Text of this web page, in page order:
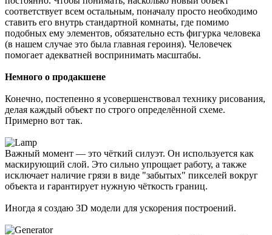
соответствует всем остальным, поначалу просто необходимо
ставить его внутрь стандартной комнаты, где помимо
подобных ему элементов, обязательно есть фигурка человека
(в нашем случае это была главная героиня). Человечек
помогает адекватней воспринимать масштабы.
Немного о продакшене
Конечно, постепенно я усовершенствовал технику рисования,
делая каждый объект по строго определённой схеме.
Примерно вот так.
Важный момент — это чёткий силуэт. Он используется как
маскирующий слой. Это сильно упрощает работу, а также
исключает наличие грязи в виде "забытых" пикселей вокруг
объекта и гарантирует нужную чёткость границ.
Иногда я создаю 3D модели для ускорения построений.